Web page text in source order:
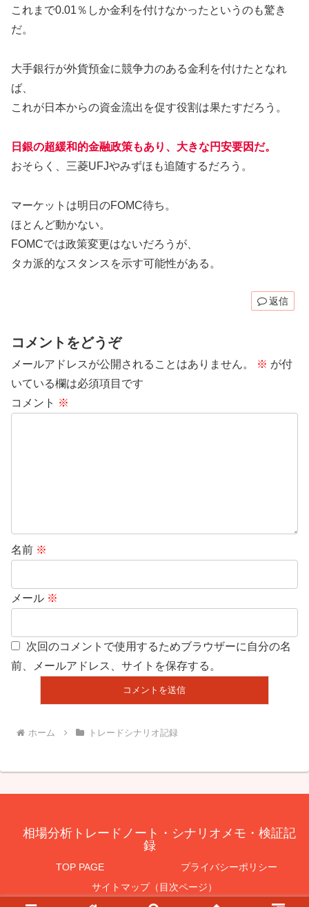
これまで0.01％しか金利を付けなかったというのも驚き
だ。
大手銀行が外貨預金に競争力のある金利を付けたとなれ
ば、
これが日本からの資金流出を促す役割は果たすだろう。
日銀の超緩和的金融政策もあり、大きな円安要因だ。
おそらく、三菱UFJやみずほも追随するだろう。
マーケットは明日のFOMC待ち。
ほとんど動かない。
FOMCでは政策変更はないだろうが、
タカ派的なスタンスを示す可能性がある。
返信
コメントをどうぞ
メールアドレスが公開されることはありません。 ※ が付
いている欄は必須項目です
コメント ※
名前 ※
メール ※
次回のコメントで使用するためブラウザーに自分の名
前、メールアドレス、サイトを保存する。
ホーム トレードシナリオ記録
相場分析トレードノート・シナリオメモ・検証記
録
TOP PAGE
プライバシーポリシー
サイトマップ（目次ページ）